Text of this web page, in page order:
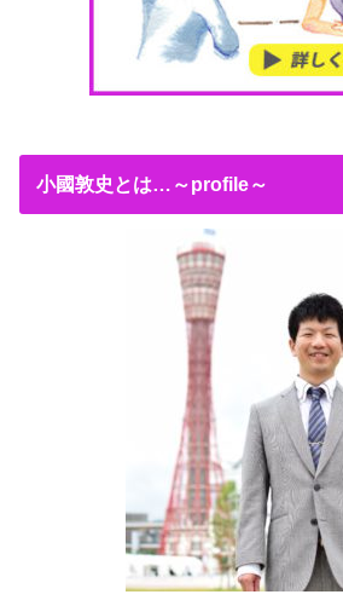
小國敦史とは…～profile～